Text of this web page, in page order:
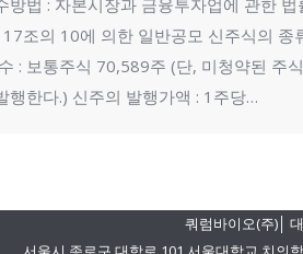
방법 : 자본시장과 금융투자업에 관한 법
조의 10에 의한 일반공모 신주식의 종
: 보통주식 70,589주 (단, 미청약된 주
행한다.) 신주의 발행가액 : 1주당…
쿼럼바이오(주)│